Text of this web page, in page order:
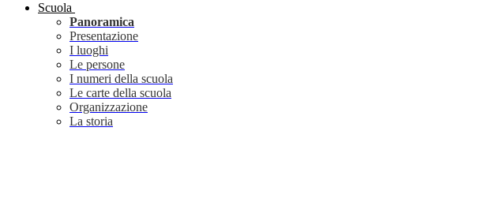
Scuola
Panoramica
Presentazione
I luoghi
Le persone
I numeri della scuola
Le carte della scuola
Organizzazione
La storia